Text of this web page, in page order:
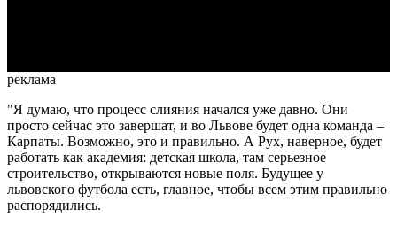
реклама
"Я думаю, что процесс слияния начался уже давно. Они
просто сейчас это завершат, и во Львове будет одна команда –
Карпаты. Возможно, это и правильно. А Рух, наверное, будет
работать как академия: детская школа, там серьезное
строительство, открываются новые поля. Будущее у
львовского футбола есть, главное, чтобы всем этим правильно
распорядились.